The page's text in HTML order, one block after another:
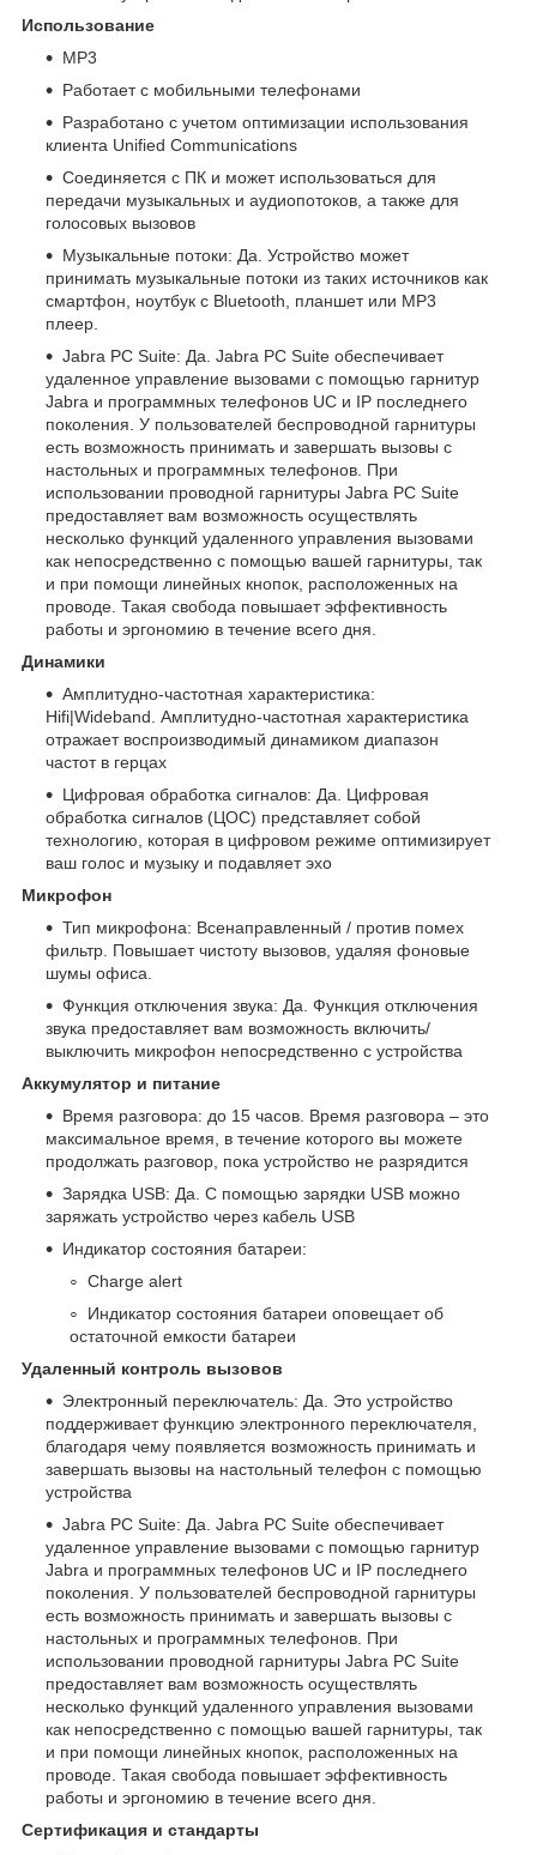
Использование
MP3
Работает с мобильными телефонами
Разработано с учетом оптимизации использования
клиента Unified Communications
Соединяется с ПК и может использоваться для
передачи музыкальных и аудиопотоков, а также для
голосовых вызовов
Музыкальные потоки: Да. Устройство может
принимать музыкальные потоки из таких источников как
смартфон, ноутбук с Bluetooth, планшет или MP3
плеер.
Jabra PC Suite: Да. Jabra PC Suite обеспечивает
удаленное управление вызовами с помощью гарнитур
Jabra и программных телефонов UC и IP последнего
поколения. У пользователей беспроводной гарнитуры
есть возможность принимать и завершать вызовы с
настольных и программных телефонов. При
использовании проводной гарнитуры Jabra PC Suite
предоставляет вам возможность осуществлять
несколько функций удаленного управления вызовами
как непосредственно с помощью вашей гарнитуры, так
и при помощи линейных кнопок, расположенных на
проводе. Такая свобода повышает эффективность
работы и эргономию в течение всего дня.
Динамики
Амплитудно-частотная характеристика:
Hifi|Wideband. Амплитудно-частотная характеристика
отражает воспроизводимый динамиком диапазон
частот в герцах
Цифровая обработка сигналов: Да. Цифровая
обработка сигналов (ЦОС) представляет собой
технологию, которая в цифровом режиме оптимизирует
ваш голос и музыку и подавляет эхо
Микрофон
Тип микрофона: Всенаправленный / против помех
фильтр. Повышает чистоту вызовов, удаляя фоновые
шумы офиса.
Функция отключения звука: Да. Функция отключения
звука предоставляет вам возможность включить/
выключить микрофон непосредственно с устройства
Аккумулятор и питание
Время разговора: до 15 часов. Время разговора – это
максимальное время, в течение которого вы можете
продолжать разговор, пока устройство не разрядится
Зарядка USB: Да. С помощью зарядки USB можно
заряжать устройство через кабель USB
Индикатор состояния батареи:
Charge alert
Индикатор состояния батареи оповещает об
остаточной емкости батареи
Удаленный контроль вызовов
Электронный переключатель: Да. Это устройство
поддерживает функцию электронного переключателя,
благодаря чему появляется возможность принимать и
завершать вызовы на настольный телефон с помощью
устройства
Jabra PC Suite: Да. Jabra PC Suite обеспечивает
удаленное управление вызовами с помощью гарнитур
Jabra и программных телефонов UC и IP последнего
поколения. У пользователей беспроводной гарнитуры
есть возможность принимать и завершать вызовы с
настольных и программных телефонов. При
использовании проводной гарнитуры Jabra PC Suite
предоставляет вам возможность осуществлять
несколько функций удаленного управления вызовами
как непосредственно с помощью вашей гарнитуры, так
и при помощи линейных кнопок, расположенных на
проводе. Такая свобода повышает эффективность
работы и эргономию в течение всего дня.
Сертификация и стандарты